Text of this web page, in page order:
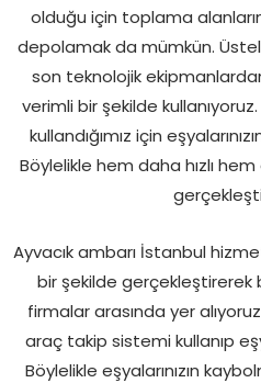
olduğu için toplama
depolamak da mümkün.
son teknolojik
verimli bir şekilde
kullandığımız için
Böylelikle hem daha hızlı
Ayvacık ambarı İstanbul
bir şekilde gerçekleştirerek
firmalar arasında yer
araç takip sistemi kullanıp
Böylelikle eşyalarınızın